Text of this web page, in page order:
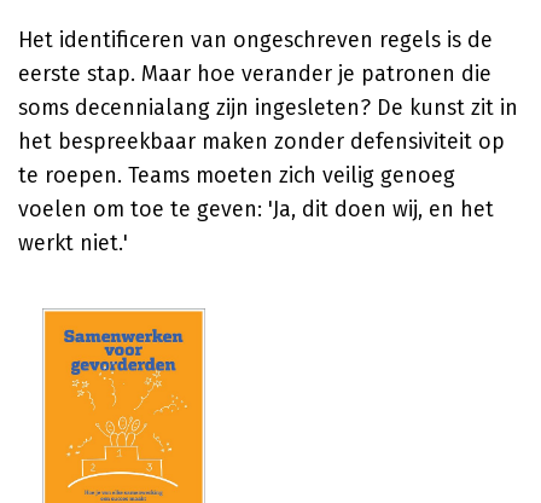
Het identificeren van ongeschreven regels is de
eerste stap. Maar hoe verander je patronen die
soms decennialang zijn ingesleten? De kunst zit in
het bespreekbaar maken zonder defensiviteit op
te roepen. Teams moeten zich veilig genoeg
voelen om toe te geven: 'Ja, dit doen wij, en het
werkt niet.'